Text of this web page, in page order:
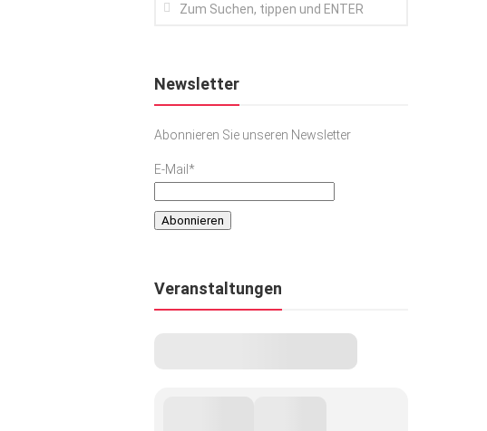
Newsletter
Abonnieren Sie unseren Newsletter
E-Mail*
Veranstaltungen